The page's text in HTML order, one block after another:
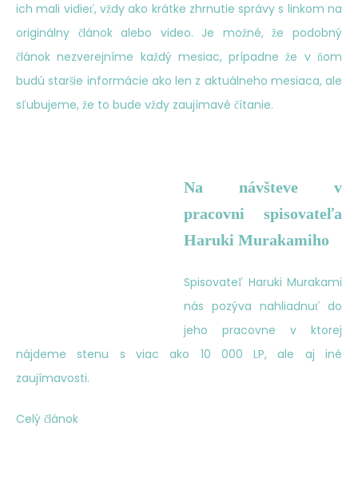
ich mali vidieť, vždy ako krátke zhrnutie správy s linkom na
originálny článok alebo video. Je možné, že podobný
článok nezverejníme každý mesiac, prípadne že v ňom
budú staršie informácie ako len z aktuálneho mesiaca, ale
sľubujeme, že to bude vždy zaujímavé čítanie.
Na návšteve v
pracovni spisovateľa
Haruki Murakamiho
Spisovateľ Haruki Murakami
nás pozýva nahliadnuť do
jeho pracovne v ktorej
nájdeme stenu s viac ako 10 000 LP, ale aj iné
zaujímavosti.
Celý článok